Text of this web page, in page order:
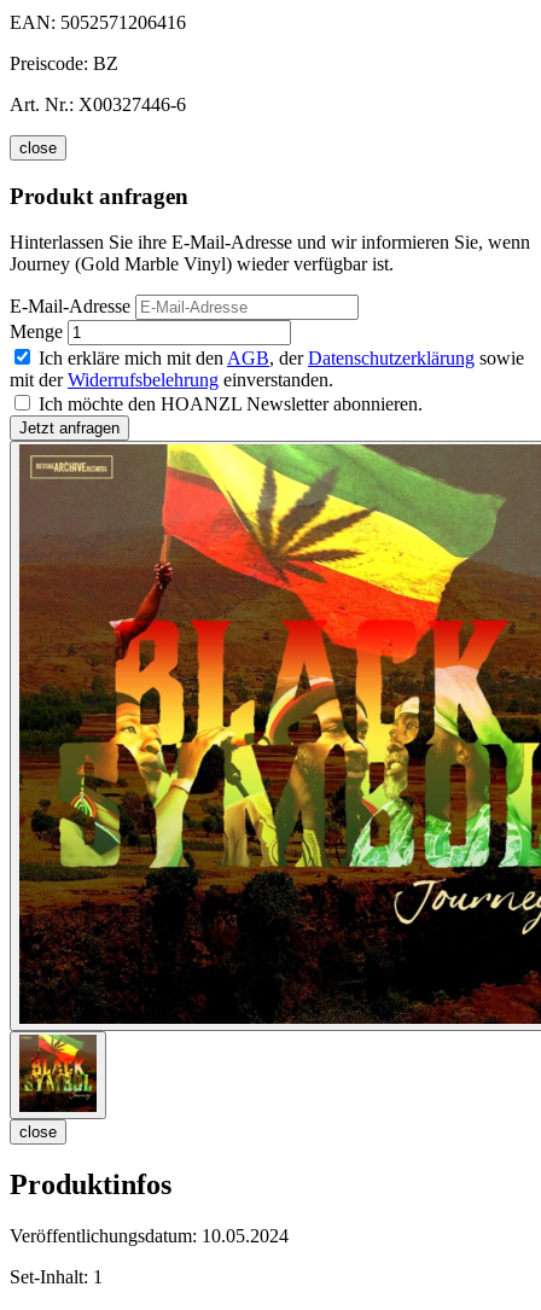
EAN: 5052571206416
Preiscode: BZ
Art. Nr.: X00327446-6
close
Produkt anfragen
Hinterlassen Sie ihre E-Mail-Adresse und wir informieren Sie, wenn
Journey (Gold Marble Vinyl) wieder verfügbar ist.
E-Mail-Adresse
Menge
Ich erkläre mich mit den AGB, derDatenschutzerklärung sowie
mit derWiderrufsbelehrung einverstanden.
Ich möchte den HOANZL Newsletter abonnieren.
close
Produktinfos
Veröffentlichungsdatum: 10.05.2024
Set-Inhalt: 1